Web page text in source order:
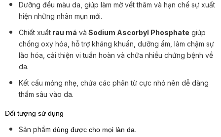
Dưỡng đều màu da, giúp làm mờ vết thâm và hạn chế sự xuất
hiện những nhân mụn mới.
Chiết xuất rau má và Sodium Ascorbyl Phosphate giúp
chống oxy hóa, hỗ trợ kháng khuẩn, dưỡng ẩm, làm chậm sự
lão hóa, cải thiện vi tuần hoàn và chữa nhiều chứng bệnh về
da.
Kết cấu mỏng nhẹ, chứa các phân tử cực nhỏ nên dễ dàng
thấm sâu vào da.
Đối tượng sử dụng
Sản phẩm dùng được cho mọi làn da.